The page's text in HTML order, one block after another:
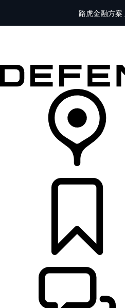
路虎金融方案